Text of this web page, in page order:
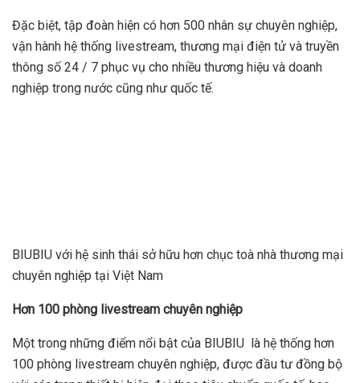
Đặc biệt, tập đoàn hiện có hơn 500 nhân sự chuyên nghiệp,
vận hành hệ thống livestream, thương mại điện tử và truyền
thông số 24 / 7 phục vụ cho nhiều thương hiệu và doanh
nghiệp trong nước cũng như quốc tế.
BIUBIU với hệ sinh thái sở hữu hơn chục toà nhà thương mại
chuyên nghiệp tại Việt Nam
Hơn 100 phòng livestream chuyên nghiệp
Một trong những điểm nổi bật của BIUBIU là hệ thống hơn
100 phòng livestream chuyên nghiệp, được đầu tư đồng bộ